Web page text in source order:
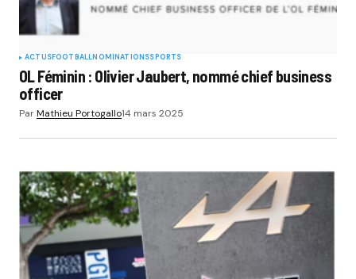
ACTUSFOOTBALLNOMINATIONSSPORTS
OL Féminin : Olivier Jaubert, nommé chief business
officer
ParMathieu Portogallo14 mars 2025